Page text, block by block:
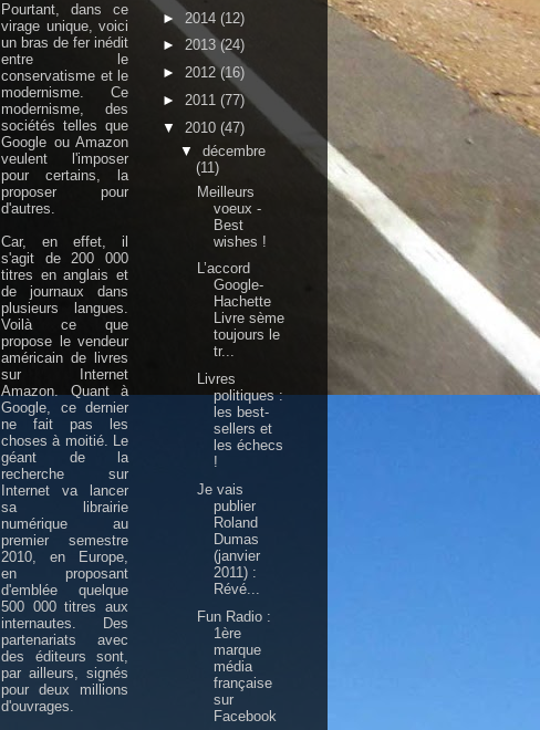
Pourtant, dans ce
virage unique, voici
un bras de fer inédit
entre le
conservatisme et le
modernisme. Ce
modernisme, des
sociétés telles que
Google ou Amazon
veulent l'imposer
pour certains, la
proposer pour
d'autres.
Car, en effet, il
s'agit de 200 000
titres en anglais et
de journaux dans
plusieurs langues.
Voilà ce que
propose le vendeur
américain de livres
sur Internet
Amazon. Quant à
Google, ce dernier
ne fait pas les
choses à moitié. Le
géant de la
recherche sur
Internet va lancer
sa librairie
numérique au
premier semestre
2010, en Europe,
en proposant
d'emblée quelque
500 000 titres aux
internautes. Des
partenariats avec
des éditeurs sont,
par ailleurs, signés
pour deux millions
d'ouvrages.
► 2014 (12)
► 2013(24)
► 2012(16)
► 2011 (77)
▼ 2010 (47)
▼ décembre
(11)
Meilleurs
voeux -
Best
wishes !
L’accord
Google-
Hachette
Livre sème
toujours le
tr...
Livres
politiques :
les best-
sellers et
les échecs
!
Je vais
publier
Roland
Dumas
(janvier
2011) :
Révé...
Fun Radio :
1ère
marque
média
française
sur
Facebook